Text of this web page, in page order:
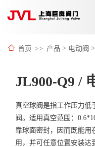
选择语言:
英语 / English
首页 >> 产品 > 电动阀 >
JL900-Q9 /
真空球阀是指工作压力低
阀。适用真空范围：
靠球面密封，因而既能用
用，并可任意位置安装达